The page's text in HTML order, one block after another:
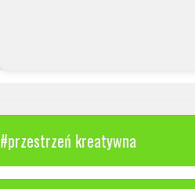
#przestrzeń kreatywna